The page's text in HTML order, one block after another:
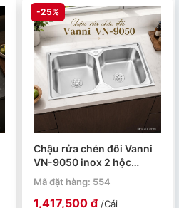
-25%
Chậu rửa chén đôi Vanni
VN-9050 inox 2 hộc
900x500x230mm
Mã đặt hàng: 554
1,417,500 đ /Cái